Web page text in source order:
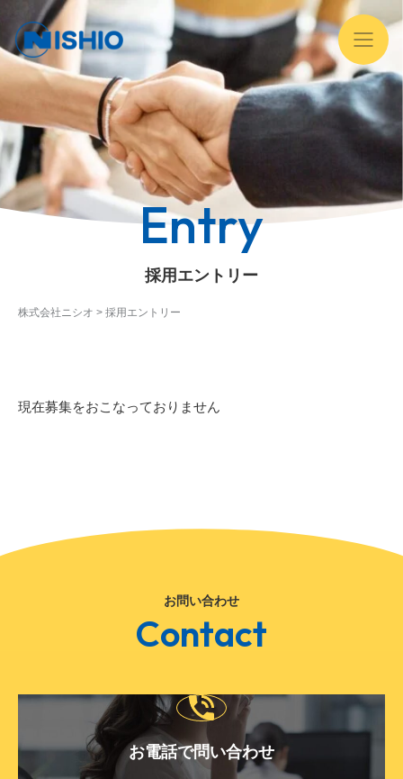
Entry
採用エントリー
株式会社ニシオ > 採用エントリー
現在募集をおこなっておりません
お問い合わせ
Contact
お電話で問い合わせ